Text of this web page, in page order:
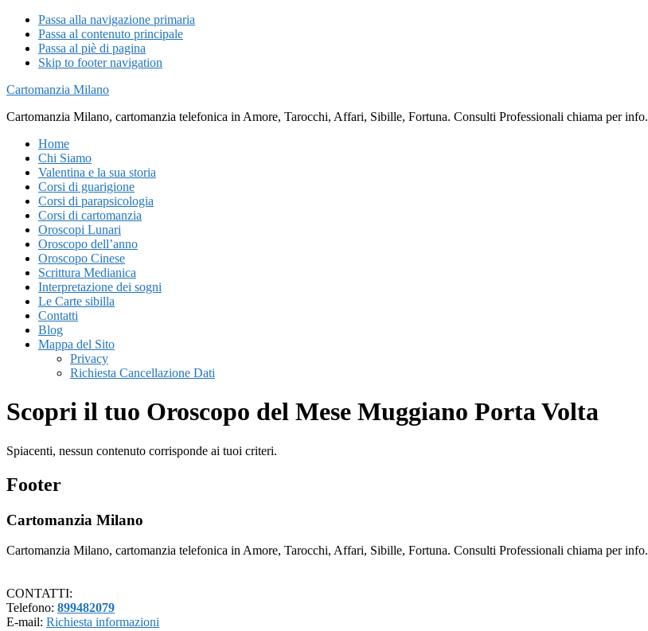
Passa alla navigazione primaria
Passa al contenuto principale
Passa al piè di pagina
Skip to footer navigation
Cartomanzia Milano
Cartomanzia Milano, cartomanzia telefonica in Amore, Tarocchi, Affari, Sibille, Fortuna. Consulti Professionali chiama per info.
Home
Chi Siamo
Valentina e la sua storia
Corsi di guarigione
Corsi di parapsicologia
Corsi di cartomanzia
Oroscopi Lunari
Oroscopo dell’anno
Oroscopo Cinese
Scrittura Medianica
Interpretazione dei sogni
Le Carte sibilla
Contatti
Blog
Mappa del Sito
Privacy
Richiesta Cancellazione Dati
Scopri il tuo Oroscopo del Mese Muggiano Porta Volta
Spiacenti, nessun contenuto corrisponde ai tuoi criteri.
Footer
Cartomanzia Milano
Cartomanzia Milano, cartomanzia telefonica in Amore, Tarocchi, Affari, Sibille, Fortuna. Consulti Professionali chiama per info.
CONTATTI:
Telefono: 899482079
E-mail: Richiesta informazioni